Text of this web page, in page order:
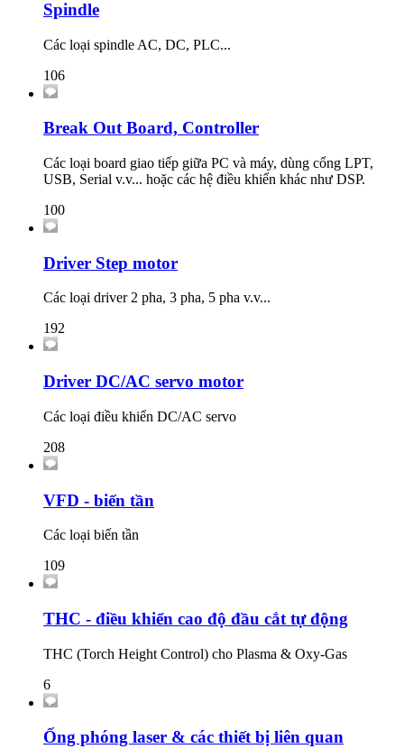
Spindle
Các loại spindle AC, DC, PLC...
106
Break Out Board, Controller
Các loại board giao tiếp giữa PC và máy, dùng cổng LPT,
USB, Serial v.v... hoặc các hệ điều khiển khác như DSP.
100
Driver Step motor
Các loại driver 2 pha, 3 pha, 5 pha v.v...
192
Driver DC/AC servo motor
Các loại điều khiển DC/AC servo
208
VFD - biến tần
Các loại biến tần
109
THC - điều khiển cao độ đầu cắt tự động
THC (Torch Height Control) cho Plasma & Oxy-Gas
6
Ống phóng laser & các thiết bị liên quan